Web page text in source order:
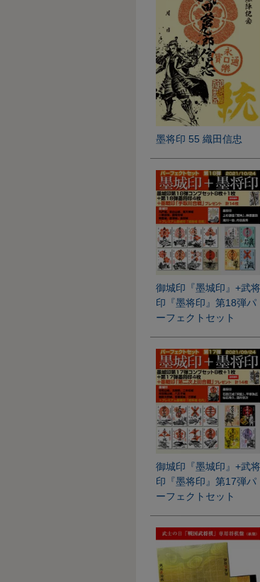
墨将印 55 織田信忠
御城印『墨城印』+武将
印『墨将印』第18弾パ
ーフェクトセット
御城印『墨城印』+武将
印『墨将印』第17弾パ
ーフェクトセット